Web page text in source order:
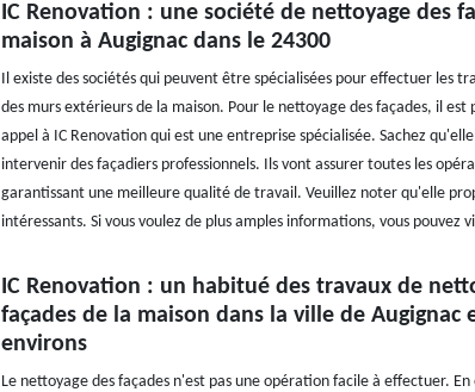
IC Renovation : une société de nettoyage des
maison à Augignac dans le 24300
Il existe des sociétés qui peuvent être spécialisées pour effectuer les
des murs extérieurs de la maison. Pour le nettoyage des façades, il
appel à IC Renovation qui est une entreprise spécialisée. Sachez
intervenir des façadiers professionnels. Ils vont assurer toutes les
garantissant une meilleure qualité de travail. Veuillez noter qu'elle
intéressants. Si vous voulez de plus amples informations, vous pouvez
IC Renovation : un habitué des travaux de
façades de la maison dans la ville de Augignac
environs
Le nettoyage des façades n'est pas une opération facile à effectuer.